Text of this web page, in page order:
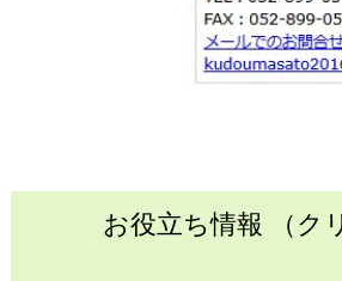
お役立ち情報 （ク